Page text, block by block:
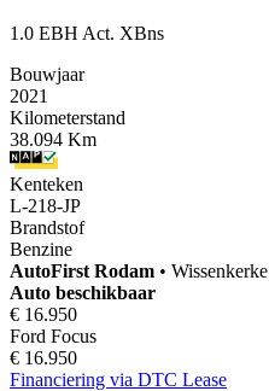
1.0 EBH Act. XBns
Bouwjaar
2021
Kilometerstand
38.094 Km
Kenteken
L-218-JP
Brandstof
Benzine
AutoFirst Rodam • Wissenkerke
Auto beschikbaar
€ 16.950
Ford Focus
€ 16.950
Financiering via DTC Lease